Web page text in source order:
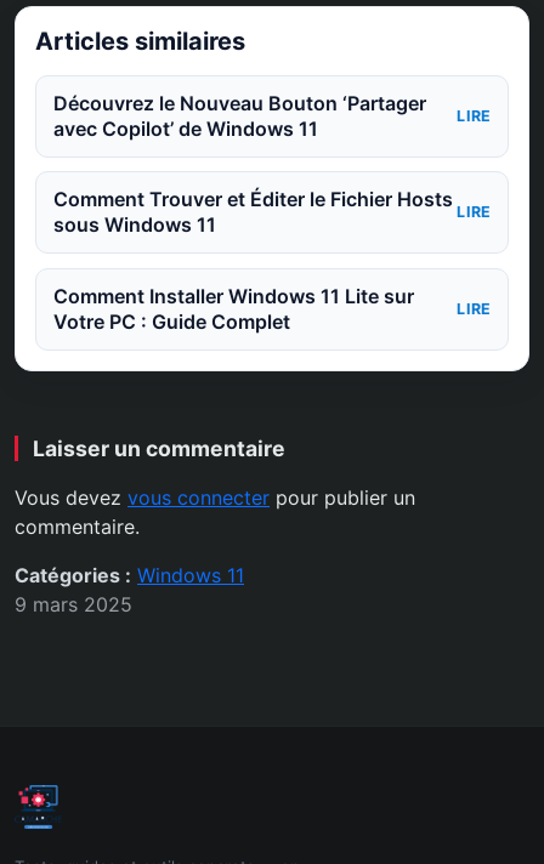
Articles similaires
Découvrez le Nouveau Bouton ‘Partager
avec Copilot’ de Windows 11
LIRE
Comment Trouver et Éditer le Fichier Hosts
sous Windows 11
LIRE
Comment Installer Windows 11 Lite sur
Votre PC : Guide Complet
LIRE
Laisser un commentaire
Vous devez vous connecter pour publier un
commentaire.
Catégories : Windows 11
9 mars 2025